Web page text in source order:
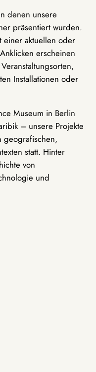
denen unsere
präsentiert wurden.
einer aktuellen oder
erscheinen
Installationen oder
Museum in Berlin
– unsere Projekte
geografischen,
statt. Hinter
von
und